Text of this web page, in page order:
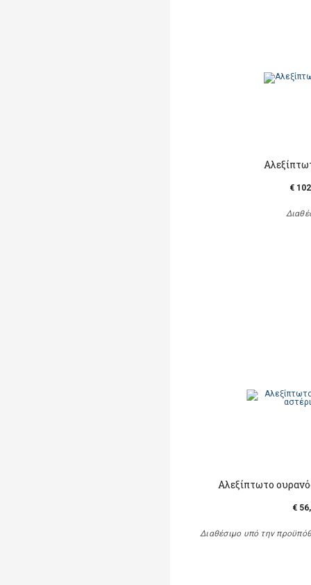
€
Αλεξίπτωτο
€
Διαθέσιμο υπό την